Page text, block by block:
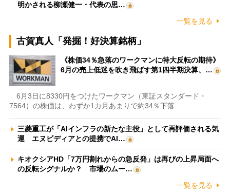
明かされる柳瀬健一・代表の思…
一覧を見る
古賀真人「発掘！好決算銘柄」
《株価34％急落のワークマンに特大反転の期待》
6月の売上低迷を吹き飛ばす第1四半期決算、…
6月3日に8330円をつけたワークマン（東証スタンダード・
7564）の株価は、わずか1カ月あまりで約34％下落…
三菱重工が「AIインフラの新たな主役」として再評価される気
運 エヌビディアとの提携でAI…
キオクシアHD「7万円割れからの急反発」は再びの上昇局面へ
の反転シグナルか？ 市場のムー…
一覧を見る